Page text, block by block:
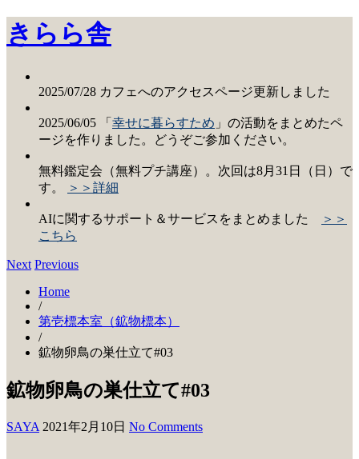
きらら舎
2025/07/28 カフェへのアクセスページ更新しました
2025/06/05 「 幸せに暮らすため 」の活動をまとめたペ
ージを作りました。どうぞご参加ください。
無料鑑定会（無料プチ講座）。次回は8月31日（日）で
す。
＞＞詳細
AIに関するサポート＆サービスをまとめました
＞＞
こちら
Next Previous
Home
/
第壱標本室（鉱物標本）
/
鉱物卵鳥の巣仕立て#03
鉱物卵鳥の巣仕立て#03
SAYA 2021年2月10日 No Comments